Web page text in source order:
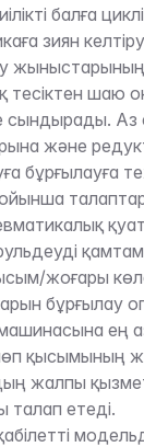
балға
зиян
жыныстарының
тесіктен шаю
сындырады. Аз
және
бұрғылауға
жоғары
бұрғылау
ең
қысымының
жалпы
талап етеді.